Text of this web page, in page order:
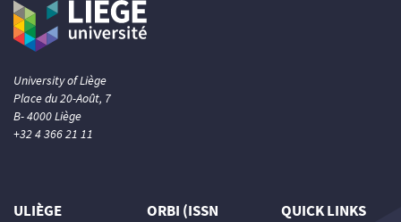
University of Liège
Place du 20-Août, 7
B- 4000 Liège
+32 4 366 21 11
ULIÈGE
ORBI (ISSN
QUICK LINKS